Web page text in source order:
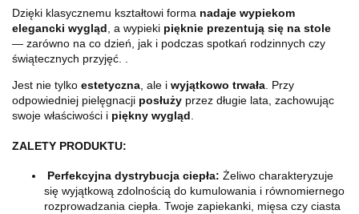
Dzięki klasycznemu kształtowi forma nadaje wypiekom
elegancki wygląd , a wypieki pięknie prezentują się na stole
— zarówno na co dzień, jak i podczas spotkań rodzinnych czy
świątecznych przyjęć. .
Jest nie tylko estetyczna , ale i wyjątkowo trwała . Przy
odpowiedniej pielęgnacji posłuży przez długie lata, zachowując
swoje właściwości i piękny wygląd
ZALETY PRODUKTU:
Perfekcyjna dystrybucja ciepła: Żeliwo charakteryzuje
się wyjątkową zdolnością do kumulowania i równomiernego
rozprowadzania ciepła. Twoje zapiekanki, mięsa czy ciasta